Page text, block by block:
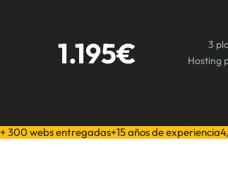
1.195€
3
Hosting
+ 300 webs entregadas+15 años de experiencia